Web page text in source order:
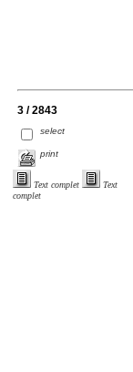
3 / 2843
select
print
Text complet
Text
complet